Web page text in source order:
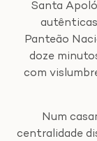
Santa
Panteão
doze
com
Num
centralidade